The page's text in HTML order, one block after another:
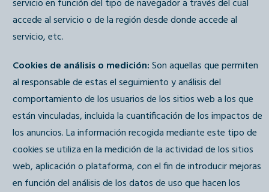
servicio en función del tipo de navegador a través del cual
accede al servicio o de la región desde donde accede al
servicio, etc.
Cookies de análisis o medición:Son aquellas que permiten
al responsable de estas el seguimiento y análisis del
comportamiento de los usuarios de los sitios web a los que
están vinculadas, incluida la cuantificación de los impactos de
los anuncios. La información recogida mediante este tipo de
cookies se utiliza en la medición de la actividad de los sitios
web, aplicación o plataforma, con el fin de introducir mejoras
en función del análisis de los datos de uso que hacen los